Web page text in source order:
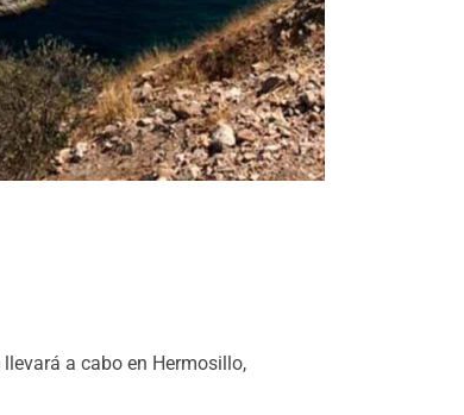
a cabo en Hermosillo,